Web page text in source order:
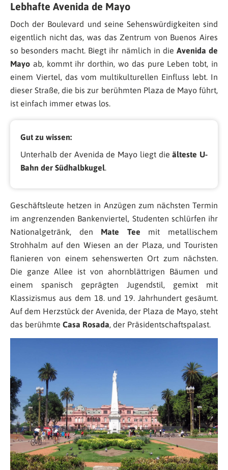
Lebhafte Avenida de Mayo
Doch der Boulevard und seine Sehenswürdigkeiten sind
eigentlich nicht das, was das Zentrum von Buenos Aires
so besonders macht. Biegt ihr nämlich in die Avenida de
Mayo ab, kommt ihr dorthin, wo das pure Leben tobt, in
einem Viertel, das vom multikulturellen Einfluss lebt. In
dieser Straße, die bis zur berühmten Plaza de Mayo führt,
ist einfach immer etwas los.
Gut zu wissen:
Unterhalb der Avenida de Mayo liegt dieälteste U-
Bahn der Südhalbkugel.
Geschäftsleute hetzen in Anzügen zum nächsten Termin
im angrenzenden Bankenviertel, Studenten schlürfen ihr
Nationalgetränk, den Mate Tee mit metallischem
Strohhalm auf den Wiesen an der Plaza, und Touristen
flanieren von einem sehenswerten Ort zum nächsten.
Die ganze Allee ist von ahornblättrigen Bäumen und
einem spanisch geprägten Jugendstil, gemixt mit
Klassizismus aus dem 18. und 19. Jahrhundert gesäumt.
Auf dem Herzstück der Avenida, der Plaza de Mayo, steht
das berühmte Casa Rosada, der Präsidentschaftspalast.